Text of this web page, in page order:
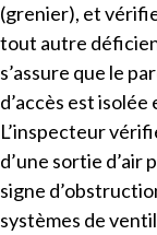
(grenier), et
tout autre
s’assure que le
d’accès est
L’inspecteur
d’une sortie
signe
systèmes de